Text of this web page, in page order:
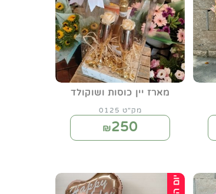
מארז יין כוסות ושוקולד
מק"ט 0125
₪250